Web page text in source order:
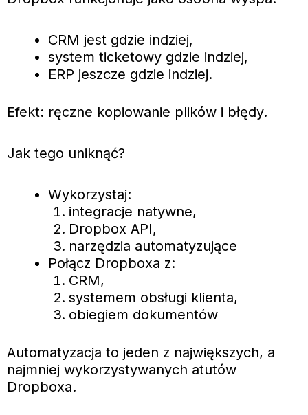
CRM jest gdzie indziej,
system ticketowy gdzie indziej,
ERP jeszcze gdzie indziej.
Efekt: ręczne kopiowanie plików i błędy.
Jak tego uniknąć?
Wykorzystaj:
integracje natywne,
Dropbox API,
narzędzia automatyzujące
Połącz Dropboxa z:
CRM,
systemem obsługi klienta,
obiegiem dokumentów
Automatyzacja to jeden z największych, a
najmniej wykorzystywanych atutów
Dropboxa.